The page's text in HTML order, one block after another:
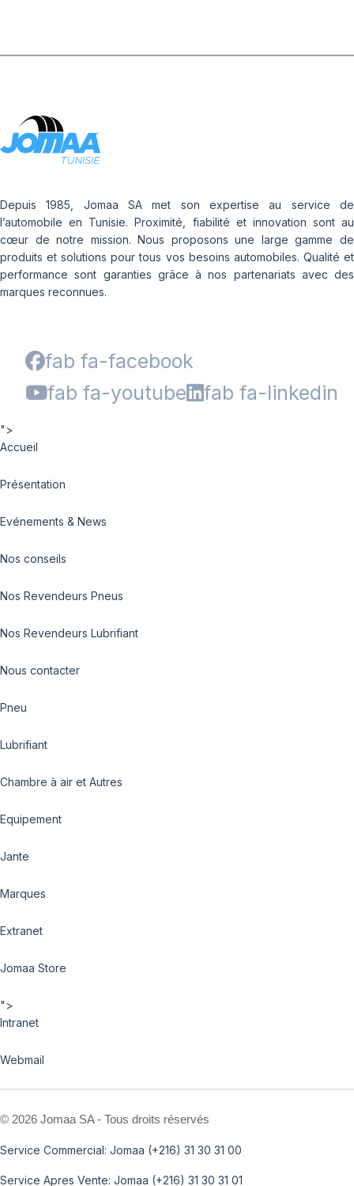
Depuis 1985, Jomaa SA met son expertise au service de
l’automobile en Tunisie. Proximité, fiabilité et innovation sont au
cœur de notre mission. Nous proposons une large gamme de
produits et solutions pour tous vos besoins automobiles. Qualité et
performance sont garanties grâce à nos partenariats avec des
marques reconnues.
fab fa-facebook
fab fa-youtube
fab fa-linkedin
">
Accueil
Présentation
Evénements & News
Nos conseils
Nos Revendeurs Pneus
Nos Revendeurs Lubrifiant
Nous contacter
Pneu
Lubrifiant
Chambre à air et Autres
Equipement
Jante
Marques
Extranet
Jomaa Store
">
Intranet
Webmail
© 2026 Jomaa SA - Tous droits réservés
Service Commercial: Jomaa (+216) 31 30 31 00
Service Apres Vente: Jomaa (+216) 31 30 31 01